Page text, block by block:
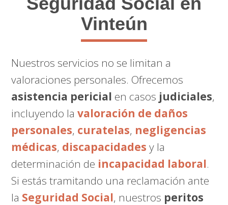
Vinteún
Nuestros servicios no se limitan a
valoraciones personales. Ofrecemos
asistencia pericial en casos judiciales,
incluyendo lavaloración de daños
personales, curatelas, negligencias
médicas, discapacidades y la
determinación de incapacidad laboral.
Si estás tramitando una reclamación ante
la Seguridad Social, nuestros peritos